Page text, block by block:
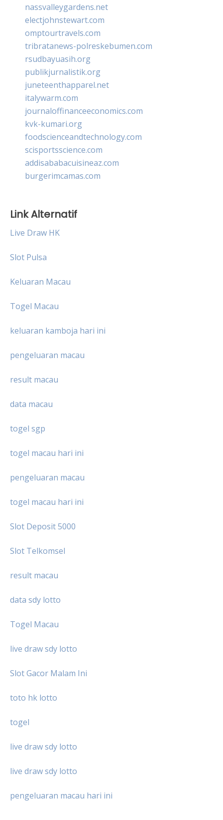
nassvalleygardens.net
electjohnstewart.com
omptourtravels.com
tribratanews-polreskebumen.com
rsudbayuasih.org
publikjurnalistik.org
juneteenthapparel.net
italywarm.com
journaloffinanceeconomics.com
kvk-kumari.org
foodscienceandtechnology.com
scisportsscience.com
addisababacuisineaz.com
burgerimcamas.com
Link Alternatif
Live Draw HK
Slot Pulsa
Keluaran Macau
Togel Macau
keluaran kamboja hari ini
pengeluaran macau
result macau
data macau
togel sgp
togel macau hari ini
pengeluaran macau
togel macau hari ini
Slot Deposit 5000
Slot Telkomsel
result macau
data sdy lotto
Togel Macau
live draw sdy lotto
Slot Gacor Malam Ini
toto hk lotto
togel
live draw sdy lotto
live draw sdy lotto
pengeluaran macau hari ini